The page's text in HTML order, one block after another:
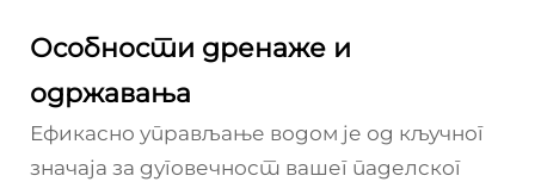
Особности дренаже и
одржавања
Ефикасно управљање водом је од кључног
значаја за дуговечност вашег паделског